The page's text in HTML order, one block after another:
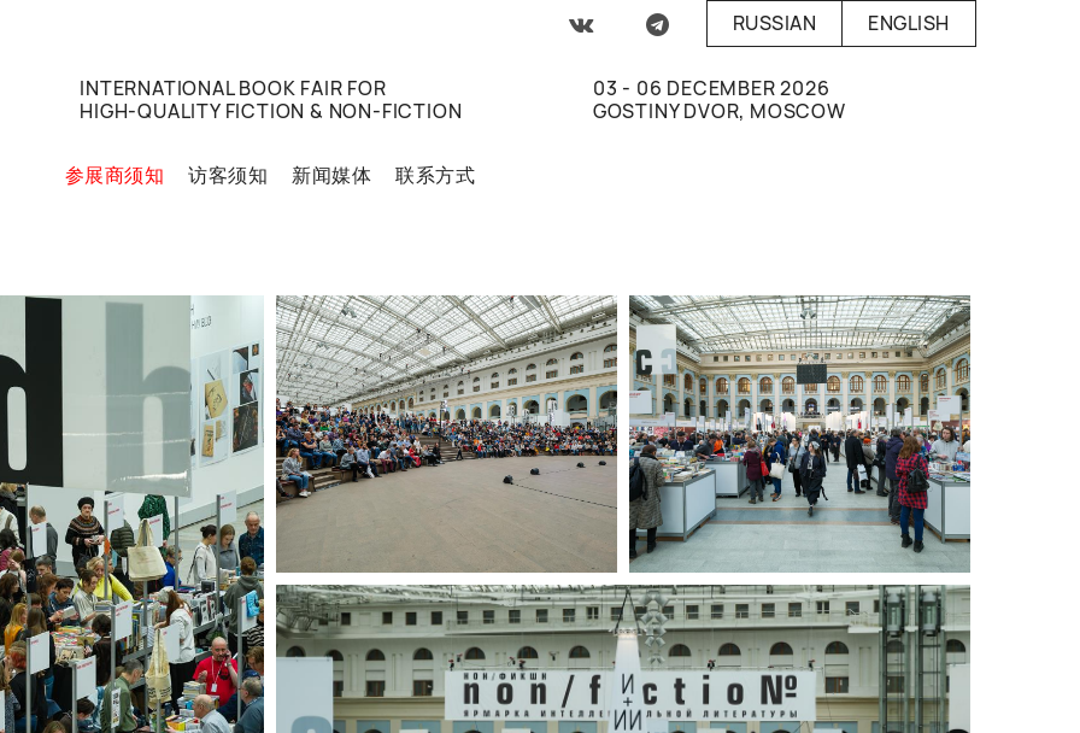
RUSSIAN ENGLISH
INTERNATIONAL BOOK FAIR FOR
HIGH-QUALITY FICTION & NON-FICTION
03 - 06 DECEMBER 2026
GOSTINY DVOR, MOSCOW
参展商须知 访客须知 新闻媒体 联系方式